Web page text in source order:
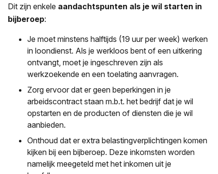
Dit zijn enkele aandachtspunten als je wil starten in
bijberoep:
Je moet minstens halftijds (19 uur per week) werken
in loondienst. Als je werkloos bent of een uitkering
ontvangt, moet je ingeschreven zijn als
werkzoekende en een toelating aanvragen.
Zorg ervoor dat er geen beperkingen in je
arbeidscontract staan m.b.t. het bedrijf dat je wil
opstarten en de producten of diensten die je wil
aanbieden.
Onthoud dat er extra belastingverplichtingen komen
kijken bij een bijberoep. Deze inkomsten worden
namelijk meegeteld met het inkomen uit je